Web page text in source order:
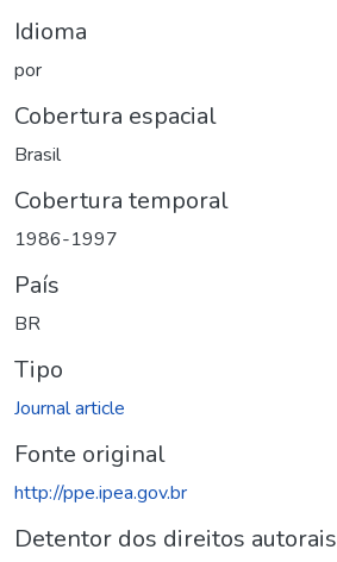
Idioma
por
Cobertura espacial
Brasil
Cobertura temporal
1986-1997
País
BR
Tipo
Journal article
Fonte original
http://ppe.ipea.gov.br
Detentor dos direitos autorais